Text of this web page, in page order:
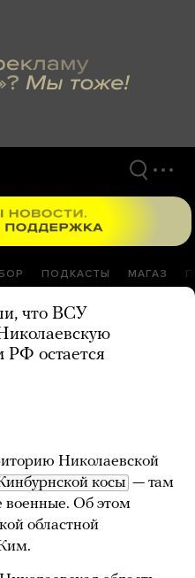
ПОДКАСТЫ МАГАЗ
что ВСУ
РФ остается
Николаевской
косы — там
военные. Об этом
областной